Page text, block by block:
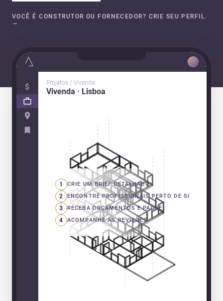
VOCÊ É CONSTRUTOR OU FORNECEDOR? CRIE SEU PERFIL.
→
Projetos / Vivenda
Vivenda · Lisboa
1 CRIE UM BRIEF DETALHADO
2 ENCONTRE PROFISSIONAIS PERTO DE SI
3 RECEBA ORÇAMENTOS E PAGUE
4 ACOMPANHE AS REVISÕES